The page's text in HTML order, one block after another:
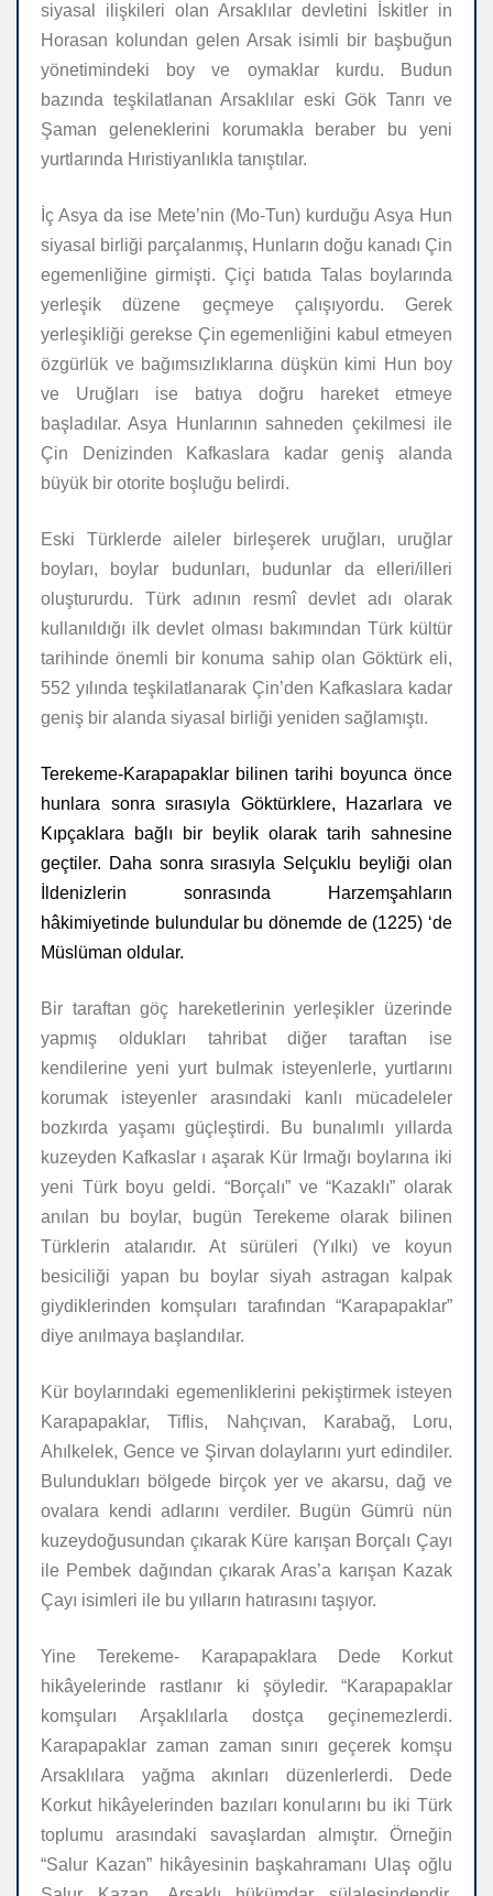
siyasal ilişkileri olan Arsaklılar devletini İskitler in
Horasan kolundan gelen Arsak isimli bir başbuğun
yönetimindeki boy ve oymaklar kurdu. Budun
bazında teşkilatlanan Arsaklılar eski Gök Tanrı ve
Şaman geleneklerini korumakla beraber bu yeni
yurtlarında Hıristiyanlıkla tanıştılar.
İç Asya da ise Mete’nin (Mo-Tun) kurduğu Asya Hun
siyasal birliği parçalanmış, Hunların doğu kanadı Çin
egemenliğine girmişti. Çiçi batıda Talas boylarında
yerleşik düzene geçmeye çalışıyordu. Gerek
yerleşikliği gerekse Çin egemenliğini kabul etmeyen
özgürlük ve bağımsızlıklarına düşkün kimi Hun boy
ve Uruğları ise batıya doğru hareket etmeye
başladılar. Asya Hunlarının sahneden çekilmesi ile
Çin Denizinden Kafkaslara kadar geniş alanda
büyük bir otorite boşluğu belirdi.
Eski Türklerde aileler birleşerek uruğları, uruğlar
boyları, boylar budunları, budunlar da elleri/illeri
oluştururdu. Türk adının resmî devlet adı olarak
kullanıldığı ilk devlet olması bakımından Türk kültür
tarihinde önemli bir konuma sahip olan Göktürk eli,
552 yılında teşkilatlanarak Çin’den Kafkaslara kadar
geniş bir alanda siyasal birliği yeniden sağlamıştı.
Terekeme-Karapapaklar bilinen tarihi boyunca önce
hunlara sonra sırasıyla Göktürklere, Hazarlara ve
Kıpçaklara bağlı bir beylik olarak tarih sahnesine
geçtiler. Daha sonra sırasıyla Selçuklu beyliği olan
İldenizlerin sonrasında Harzemşahların
hâkimiyetinde bulundular bu dönemde de (1225) ‘de
Müslüman oldular.
Bir taraftan göç hareketlerinin yerleşikler üzerinde
yapmış oldukları tahribat diğer taraftan ise
kendilerine yeni yurt bulmak isteyenlerle, yurtlarını
korumak isteyenler arasındaki kanlı mücadeleler
bozkırda yaşamı güçleştirdi. Bu bunalımlı yıllarda
kuzeyden Kafkaslar ı aşarak Kür Irmağı boylarına iki
yeni Türk boyu geldi. “Borçalı” ve “Kazaklı” olarak
anılan bu boylar, bugün Terekeme olarak bilinen
Türklerin atalarıdır. At sürüleri (Yılkı) ve koyun
besiciliği yapan bu boylar siyah astragan kalpak
giydiklerinden komşuları tarafından “Karapapaklar”
diye anılmaya başlandılar.
Kür boylarındaki egemenliklerini pekiştirmek isteyen
Karapapaklar, Tiflis, Nahçıvan, Karabağ, Loru,
Ahılkelek, Gence ve Şirvan dolaylarını yurt edindiler.
Bulundukları bölgede birçok yer ve akarsu, dağ ve
ovalara kendi adlarını verdiler. Bugün Gümrü nün
kuzeydoğusundan çıkarak Küre karışan Borçalı Çayı
ile Pembek dağından çıkarak Aras’a karışan Kazak
Çayı isimleri ile bu yılların hatırasını taşıyor.
Yine Terekeme- Karapapaklara Dede Korkut
hikâyelerinde rastlanır ki şöyledir. “Karapapaklar
komşuları Arşaklılarla dostça geçinemezlerdi.
Karapapaklar zaman zaman sınırı geçerek komşu
Arsaklılara yağma akınları düzenlerlerdi. Dede
Korkut hikâyelerinden bazıları konularını bu iki Türk
toplumu arasındaki savaşlardan almıştır. Örneğin
“Salur Kazan” hikâyesinin başkahramanı Ulaş oğlu